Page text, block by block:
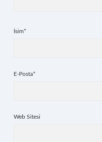
İsim*
E-Posta*
Web Sitesi